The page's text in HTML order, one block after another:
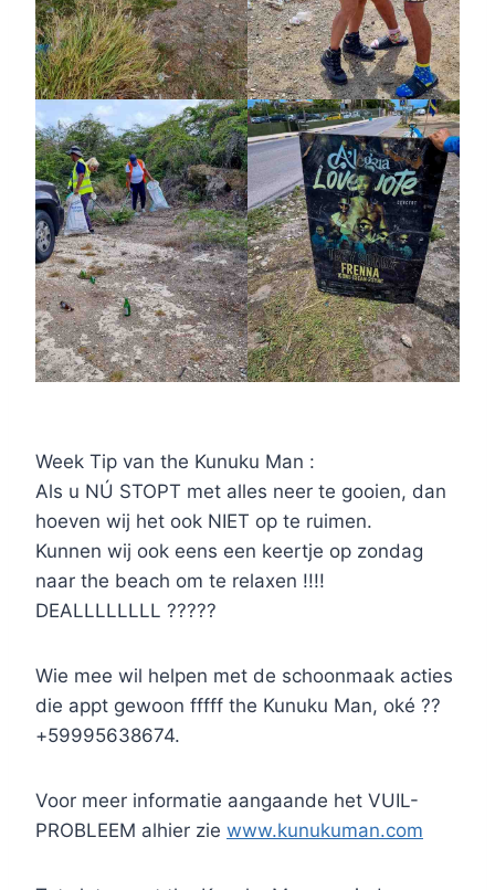
Week Tip van the Kunuku Man :
Als u NÚ STOPT met alles neer te gooien, dan
hoeven wij het ook NIET op te ruimen.
Kunnen wij ook eens een keertje op zondag
naar the beach om te relaxen !!!!
DEALLLLLLLL ?????
Wie mee wil helpen met de schoonmaak acties
die appt gewoon fffff the Kunuku Man, oké ??
+59995638674.
Voor meer informatie aangaande het VUIL-
PROBLEEM alhier zie www.kunukuman.com